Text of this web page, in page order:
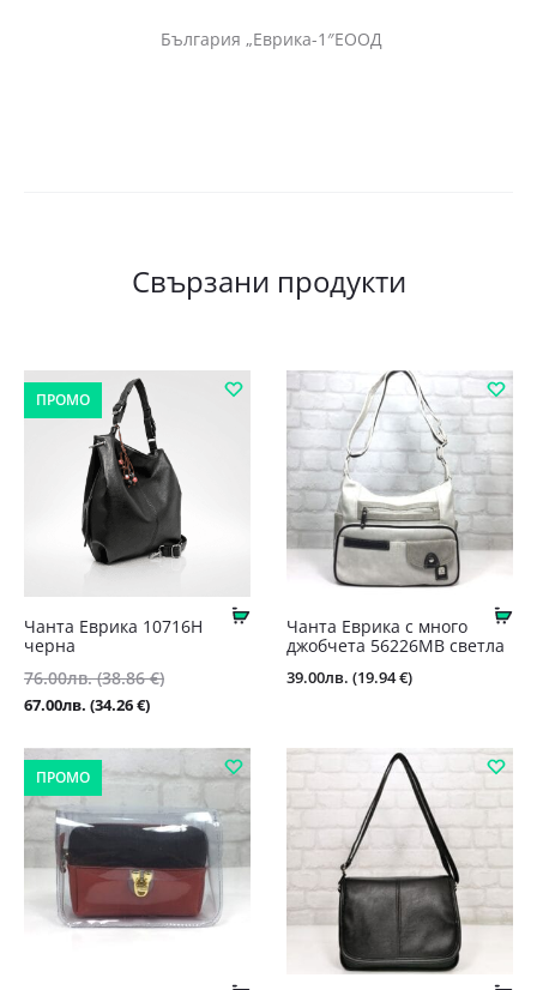
България „Еврика-1″ЕООД
Свързани продукти
ПРОМО
Купи
Чанта Еврика 10716Н
черна
76.00лв. (38.86 €)Original
76.00лв.
(38.86
67.00лв. (34.26 €)Текущата
67.00лв.
(34.26
€).
Чанта Еврика с много
джобчета 56226MB светла
39.00лв. (19.94 €)
ПРОМО